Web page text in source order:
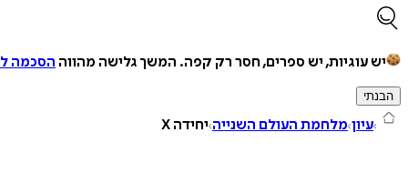
יש עוגיות, יש ספרים, חסר רק קפה. המשך גלישה מהווה הסכמה
הבנתי
עיון מלחמת העולם השנייה יחידה X